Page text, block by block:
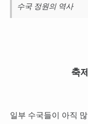
수국 정원의 역사
축
일부 수국들이 아직